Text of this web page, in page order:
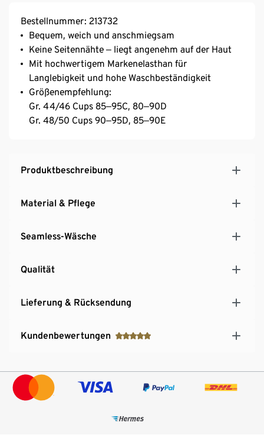
Bestellnummer: 213732
Bequem, weich und anschmiegsam
Keine Seitennähte ‒ liegt angenehm auf der Haut
Mit hochwertigem Markenelasthan für
Langlebigkeit und hohe Waschbeständigkeit
Größenempfehlung:
Gr. 44/46 Cups 85‒95C, 80‒90D
Gr. 48/50 Cups 90‒95D, 85‒90E
Produktbeschreibung
Material & Pflege
Seamless-Wäsche
Qualität
Lieferung & Rücksendung
Kundenbewertungen